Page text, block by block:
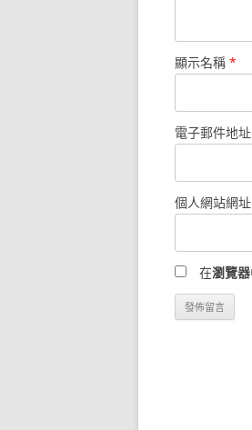
顯示名稱 *
電子郵件地址
個人網站網址
在瀏覽器